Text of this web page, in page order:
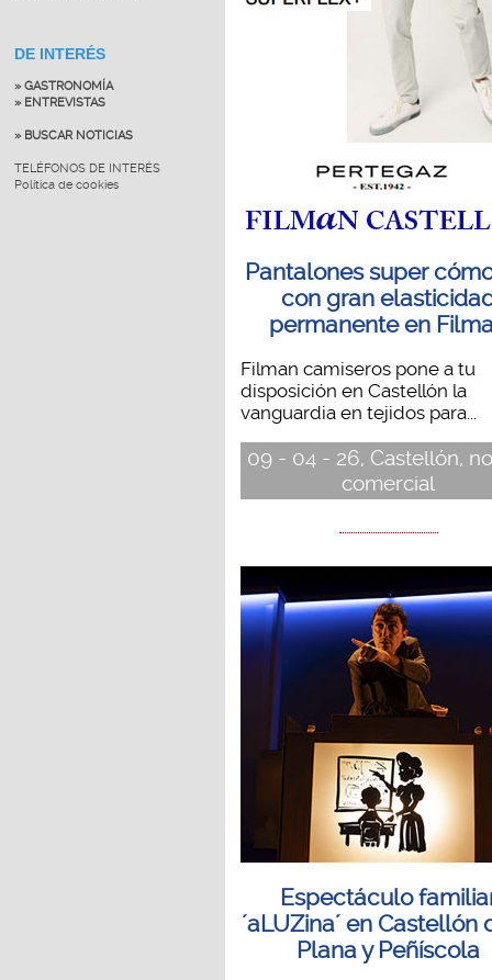
DE INTERÉS
» GASTRONOMÍA
» ENTREVISTAS
» BUSCAR NOTICIAS
TELÉFONOS DE INTERÉS
Política de cookies
Pantalones super
con gran
permanente en
Filman camiseros pone a tu
disposición en Castellón la
vanguardia en tejidos para...
09 - 04 - 26, Castellón,
comercial
Espectáculo
´aLUZina´ en Castellón
Plana y Peñíscola